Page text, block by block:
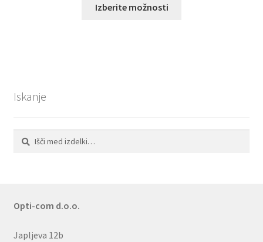
Izberite možnosti
strani
Iskanje
Išči:
Iskanje
Opti-com d.o.o.
Japljeva 12b